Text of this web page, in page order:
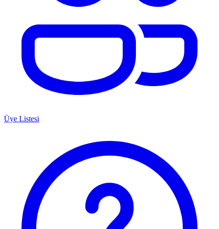
Üye Listesi